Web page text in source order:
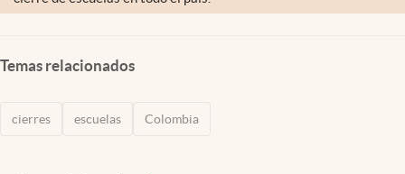
Temas relacionados
cierres escuelas Colombia